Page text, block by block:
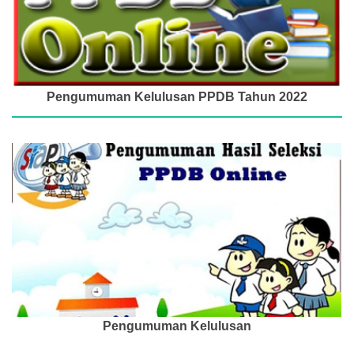
Pengumuman Kelulusan PPDB Tahun 2022
Pengumuman Kelulusan